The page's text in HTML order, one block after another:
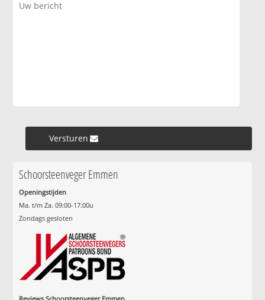
Versturen »
Schoorsteenveger Emmen
Openingstijden
Ma. t/m Za. 09:00-17:00u
Zondags gesloten